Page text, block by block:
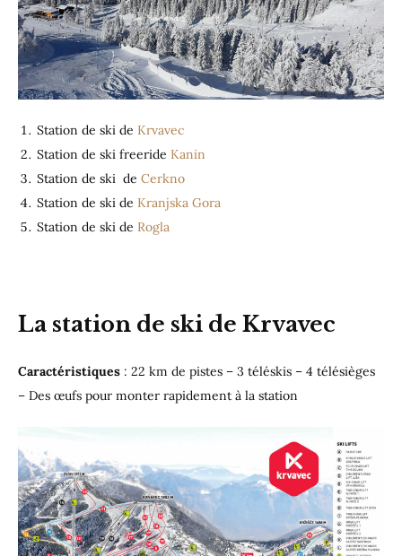
Station de ski de Krvavec
Station de ski freeride Kanin
Station de ski de Cerkno
Station de ski de Kranjska Gora
Station de ski de Rogla
La station de ski de Krvavec
Caractéristiques : 22 km de pistes – 3 téléskis – 4 télésièges
– Des œufs pour monter rapidement à la station